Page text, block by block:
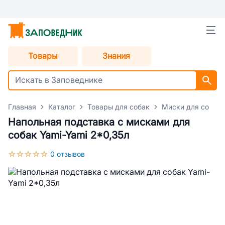
Товары Знания
Главная Каталог Товары для собак Миски для собак
Напольная подставка с мисками для
собак Yami-Yami 2*0,35л
0 отзывов